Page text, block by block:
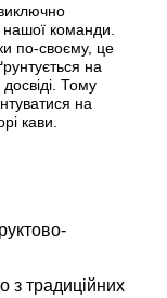
команди.
по-своєму, це
на
Тому
на
кави.
з традиційних